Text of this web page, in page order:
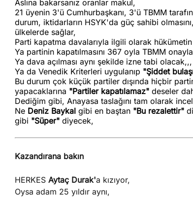
Aslına bakarsanız oranlar makul,
21 üyenin 3'ü Cumhurbaşkanı, 3'ü TBMM
durum, iktidarların HSYK'da güç sahibi
ülkelerde sağlar,
Parti kapatma davalarıyla ilgili olarak
Ya partinin kapatılmasını 367 oyla TBMM
Ya dava açılması aynı şekilde izne tabi olacak,,,
Ya da Venedik Kriterleri uygulanıp "Şiddet
Bu durum çok küçük partiler dışında hiçbir
yapacaklarına "Partiler kapatılamaz" deseler
Dediğim gibi, Anayasa taslağını tam olarak
Ne Deniz Baykal gibi en baştan "Bu rezalettir"
gibi "Süper" diyecek,
Kazandırana bakın
HERKES Aytaç Durak'a kızıyor,
Oysa adam 25 yıldır aynı,